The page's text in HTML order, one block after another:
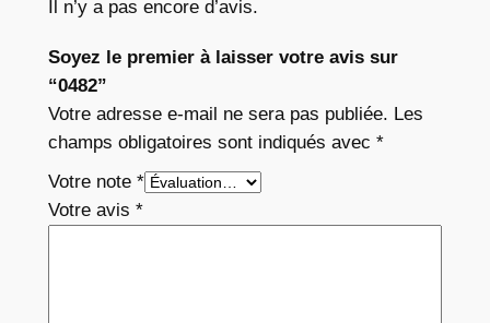
Il n’y a pas encore d’avis.
Soyez le premier à laisser votre avis sur
“0482”
Votre adresse e-mail ne sera pas publiée. Les
champs obligatoires sont indiqués avec *
Votre note *
Votre avis *